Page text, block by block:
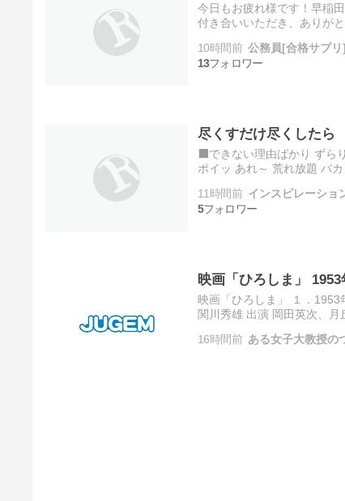
今日もお疲れ様です！早稲
付き合いいただき、ありが
10時間前 公務員[合格サプ
13
尽くすだけ尽くしたら
⬛️できない理由ばかり ず
ポイッ あれ～ 荒れ放題 バ
11時間前 インスピレーショ
5
映画「ひろしま」
映画「ひろしま」 １．
関川秀雄 出演 岡田英次、
16時間前 ある女子大教授の